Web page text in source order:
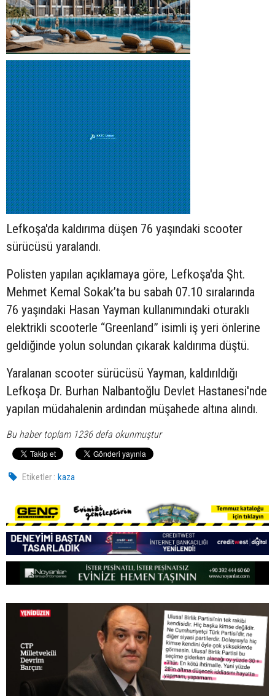
Lefkoşa'da kaldırıma düşen 76 yaşındaki scooter
sürücüsü yaralandı.
Polisten yapılan açıklamaya göre, Lefkoşa'da Şht.
Mehmet Kemal Sokak’ta bu sabah 07.10 sıralarında
76 yaşındaki Hasan Yayman kullanımındaki oturaklı
elektrikli scooterle “Greenland” isimli iş yeri önlerine
geldiğinde yolun solundan çıkarak kaldırıma düştü.
Yaralanan scooter sürücüsü Yayman, kaldırıldığı
Lefkoşa Dr. Burhan Nalbantoğlu Devlet Hastanesi'nde
yapılan müdahalenin ardından müşahede altına alındı.
Bu haber toplam 1236 defa okunmuştur
Etiketler : kaza